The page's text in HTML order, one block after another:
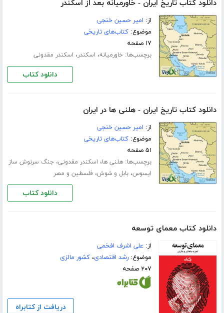
دانلود کتاب تاریخ ایران - خاورمیانه بعد از اسکندر
از: امیر حسین خنجی
موضوع:کتاب‌های تاریخی
۱۷ صفحه
برچسب‌ها: خاورمیانه، اسکندر، اسکندر مقدونی
دانلود کتاب
دانلود کتاب تاریخ ایران - هلنی ها در ایران
از: امیر حسین خنجی
موضوع:کتاب‌های تاریخی
۵۱ صفحه
برچسب‌ها:هلنی ها، اسکندر مقدونی، جنگ سرنوش ساز
ایسوس،بابل و شوش، فلسطین و مصر
دانلود کتاب
دانلود کتاب معمای توسعه
از: علی اشرف افخمی
موضوع:رشد اقتصادی،کشور مالزی
۲۰۷ صفحه
دریافت از کتابراه